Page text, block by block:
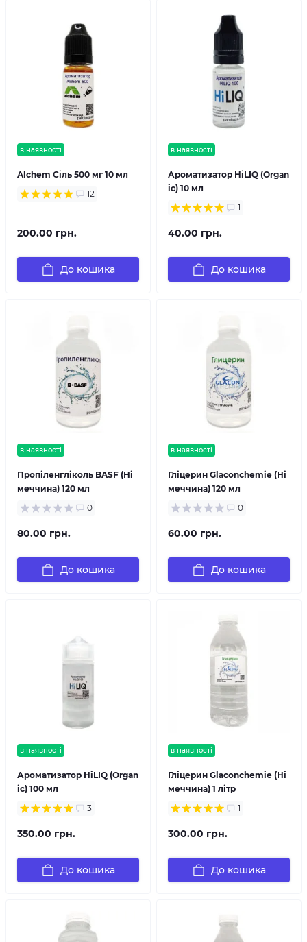
в наявності
Alchem Сіль 500 мг 10 мл
12
200.00 грн.
До кошика
в наявності
Ароматизатор HiLIQ (Organ
ic) 10 мл
1
40.00 грн.
До кошика
в наявності
Пропіленгліколь BASF (Ні
меччина) 120 мл
0
80.00 грн.
До кошика
в наявності
Гліцерин Glaconchemie (Ні
меччина) 120 мл
0
60.00 грн.
До кошика
в наявності
Ароматизатор HiLIQ (Organ
ic) 100 мл
3
350.00 грн.
До кошика
в наявності
Гліцерин Glaconchemie (Ні
меччина) 1 літр
1
300.00 грн.
До кошика